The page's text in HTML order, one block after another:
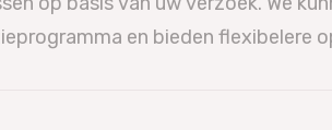
en bieden flexibelere